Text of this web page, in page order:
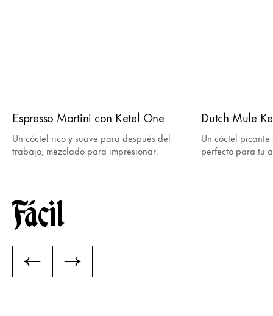
Espresso Martini con Ketel One
Un cóctel rico y suave para después del
trabajo, mezclado para impresionar.
Dutch Mule
Un cóctel
perfecto para tu
Fácil